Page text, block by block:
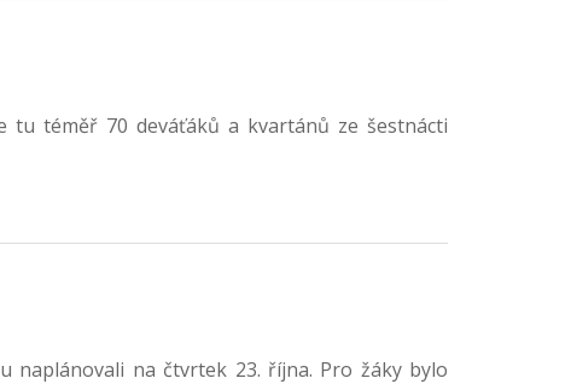
tu téměř 70 deváťáků a kvartánů ze šestnácti
naplánovali na čtvrtek 23. října. Pro žáky bylo